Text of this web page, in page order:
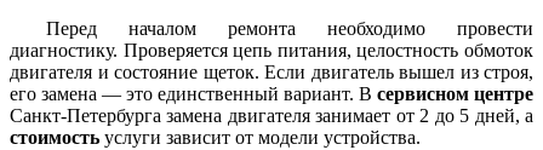
Перед началом ремонта необходимо провести
диагностику. Проверяется цепь питания, целостность обмоток
двигателя и состояние щеток. Если двигатель вышел из строя,
его замена — это единственный вариант. В сервисном центре
Санкт-Петербурга замена двигателя занимает от 2 до 5 дней, а
стоимость услуги зависит от модели устройства.